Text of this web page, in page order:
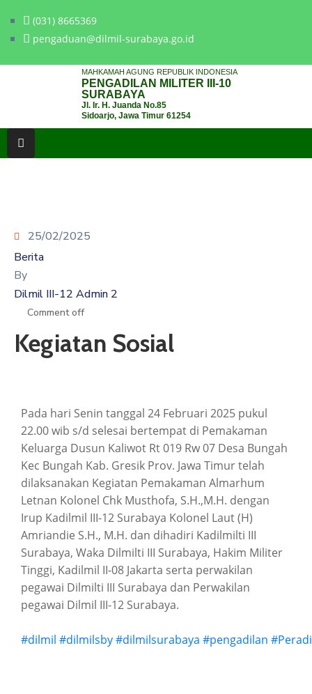
(031) 8665369
pengaduan@dilmil-surabaya.go.id
MAHKAMAH AGUNG REPUBLIK INDONESIA
PENGADILAN MILITER III-10
SURABAYA
Jl. Ir. H. Juanda No.85
Sidoarjo, Jawa Timur 61254
LAYANAN
HUKUM
PPID
KINERJA
RB
GALERI
25/02/2025
Berita
By
Dilmil III-12 Admin 2
Comment off
Kegiatan Sosial
Pada hari Senin tanggal 24 Februari 2025 pukul
22.00 wib s/d selesai bertempat di Pemakaman
Keluarga Dusun Kaliwot Rt 019 Rw 07 Desa Bungah
Kec Bungah Kab. Gresik Prov. Jawa Timur telah
dilaksanakan Kegiatan Pemakaman Almarhum
Letnan Kolonel Chk Musthofa, S.H.,M.H. dengan
Irup Kadilmil III-12 Surabaya Kolonel Laut (H)
Amriandie S.H., M.H. dan dihadiri Kadilmilti III
Surabaya, Waka Dilmilti III Surabaya, Hakim Militer
Tinggi, Kadilmil II-08 Jakarta serta perwakilan
pegawai Dilmilti III Surabaya dan Perwakilan
pegawai Dilmil III-12 Surabaya.
#dilmil #dilmilsby#dilmilsurabaya #pengadilan